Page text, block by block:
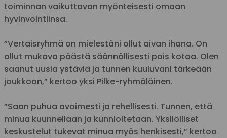
toiminnan vaikuttavan myönteisesti omaan
hyvinvointiinsa.
”Vertaisryhmä on mielestäni ollut aivan ihana. On
ollut mukava päästä säännöllisesti pois kotoa. Olen
saanut uusia ystäviä ja tunnen kuuluvani tärkeään
joukkoon,” kertoo yksi Pilke-ryhmäläinen.
”Saan puhua avoimesti ja rehellisesti. Tunnen, että
minua kuunnellaan ja kunnioitetaan. Yksilölliset
keskustelut tukevat minua myös henkisesti,” kertoo